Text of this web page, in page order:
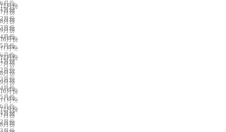
12月份
6月份
7月份
8月份
9月份
10月份
11月份
12月份
1月份
2月份
3月份
4月份
5月份
6月份
7月份
8月份
9月份
10月份
11月份
12月份
重庆展会排期
1月份
2月份
3月份
4月份
5月份
6月份
7月份
8月份
贵阳展会排期
1月份
2月份